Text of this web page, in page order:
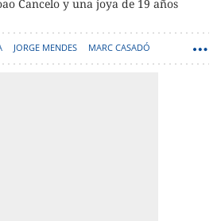
Cancelo y una joya de 19 años
JORGE MENDES MARC CASADÓ